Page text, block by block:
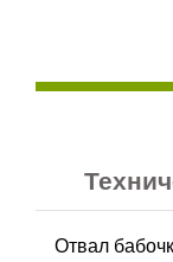
Отвал